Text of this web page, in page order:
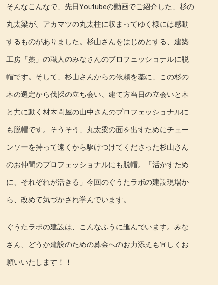
そんなこんなで、先日Youtubeの動画でご紹介した、杉の
丸太梁が、アカマツの丸太柱に収まってゆく様には感動
するものがありました。杉山さんをはじめとする、建築
工房「藁」の職人のみなさんのプロフェッショナルに脱
帽です。そして、杉山さんからの依頼を基に、この杉の
木の選定から伐採の立ち会い、建て方当日の立会いと木
と共に動く材木問屋の山中さんのプロフェッショナルに
も脱帽です。そうそう、丸太梁の面を出すためにチェー
ンソーを持って遠くから駆けつけてくださった杉山さん
のお仲間のプロフェッショナルにも脱帽。「活かすため
に、それぞれが活きる」今回のぐうたラボの建設現場か
ら、改めて気づかされ学んでいます。
ぐうたラボの建設は、こんなふうに進んでいます。みな
さん、どうか建設のための募金へのお力添えも宜しくお
願いいたします！！